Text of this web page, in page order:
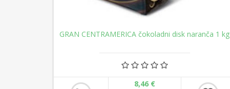
GRAN CENTRAMERICA čokoladni disk naranča 1 kg
8,46 €